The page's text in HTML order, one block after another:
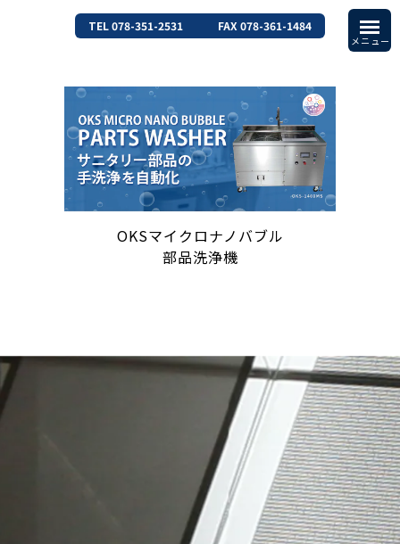
TEL 078-351-2531 FAX 078-361-1484
OKSマイクロナノバブル
部品洗浄機